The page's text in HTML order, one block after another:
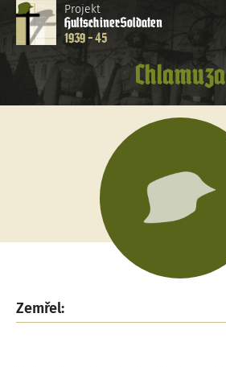
Projekt
HultschinerSoldaten
1939 - 45
Chlamuza
Zemřel: